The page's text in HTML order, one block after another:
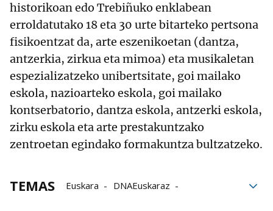
historikoan edo Trebiñuko enklabean
erroldatutako 18 eta 30 urte bitarteko pertsona
fisikoentzat da, arte eszenikoetan (dantza,
antzerkia, zirkua eta mimoa) eta musikaletan
espezializatzeko unibertsitate, goi mailako
eskola, nazioarteko eskola, goi mailako
kontserbatorio, dantza eskola, antzerki eskola,
zirku eskola eta arte prestakuntzako
zentroetan egindako formakuntza bultzatzeko.
TEMAS Euskara
DNAEuskaraz